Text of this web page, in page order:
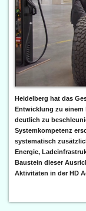
Heidelberg hat das
Entwicklung zu
deutlich zu
Systemkompetenz
systematisch
Energie,
Baustein dieser
Aktivitäten in der HD